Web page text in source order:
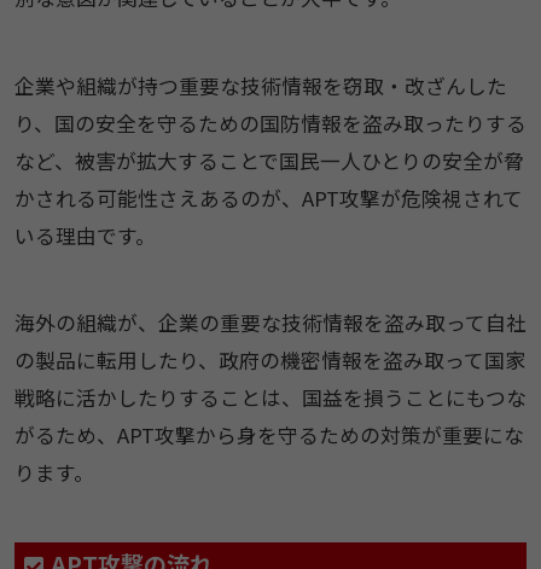
企業や組織が持つ重要な技術情報を窃取・改ざんした
り、国の安全を守るための国防情報を盗み取ったりする
など、被害が拡大することで国民一人ひとりの安全が脅
かされる可能性さえあるのが、APT攻撃が危険視されて
いる理由です。
海外の組織が、企業の重要な技術情報を盗み取って自社
の製品に転用したり、政府の機密情報を盗み取って国家
戦略に活かしたりすることは、国益を損うことにもつな
がるため、APT攻撃から身を守るための対策が重要にな
ります。